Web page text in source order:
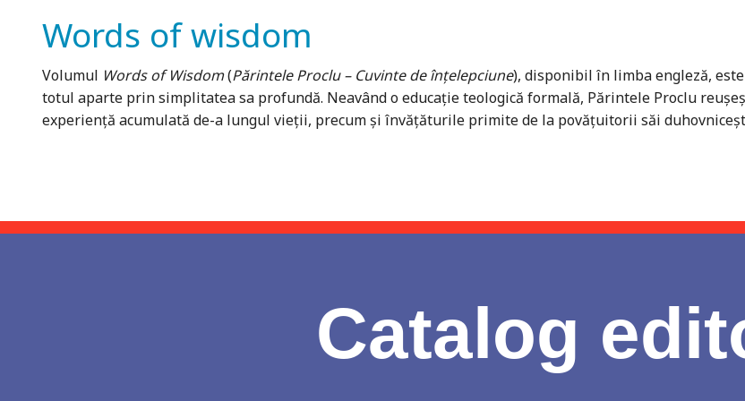
Words of wisdom
Volumul Words of Wisdom(Părintele Proclu – Cuvinte de înțelepciune), disponibil în limba engleză,
totul aparte prin simplitatea sa profundă. Neavând o educație teologică formală, Părintele Proclu
experiență acumulată de-a lungul vieții, precum și învățăturile primite de la povățuitorii săi
Catalog